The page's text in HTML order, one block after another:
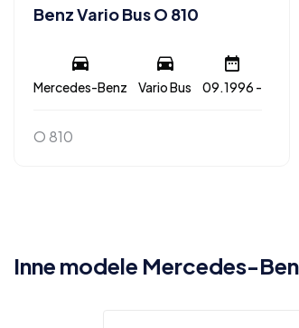
Benz Vario Bus O 810
Mercedes-Benz Vario Bus 09.1996 -
O 810
Inne modele Mercedes-